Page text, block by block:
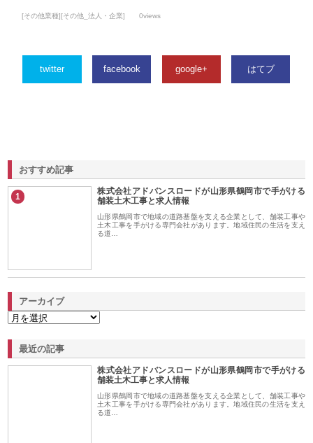
[その他業種][その他_法人・企業] 0views
twitter facebook google+ はてブ
おすすめ記事
1
株式会社アドバンスロードが山形県鶴岡市で手がける
舗装土木工事と求人情報
山形県鶴岡市で地域の道路基盤を支える企業として、舗装工事や
土木工事を手がける専門会社があります。地域住民の生活を支え
る道…
アーカイブ
最近の記事
株式会社アドバンスロードが山形県鶴岡市で手がける
舗装土木工事と求人情報
山形県鶴岡市で地域の道路基盤を支える企業として、舗装工事や
土木工事を手がける専門会社があります。地域住民の生活を支え
る道…